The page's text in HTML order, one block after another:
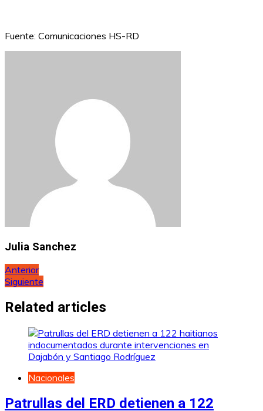
Fuente: Comunicaciones HS-RD
Julia Sanchez
Navegación
de
entradas
Anterior
Siguiente
Related articles
Nacionales
Patrullas del ERD detienen a 122